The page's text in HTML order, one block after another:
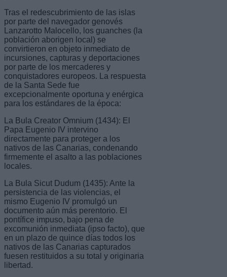
Tras el redescubrimiento de las islas
por parte del navegador genovés
Lanzarotto Malocello, los guanches (la
población aborigen local) se
convirtieron en objeto inmediato de
incursiones, capturas y deportaciones
por parte de los mercaderes y
conquistadores europeos. La respuesta
de la Santa Sede fue
excepcionalmente oportuna y enérgica
para los estándares de la época:
La Bula Creator Omnium (1434): El
Papa Eugenio IV intervino
directamente para proteger a los
nativos de las Canarias, condenando
firmemente el asalto a las poblaciones
locales.
La Bula Sicut Dudum (1435): Ante la
persistencia de las violencias, el
mismo Eugenio IV promulgó un
documento aún más perentorio. El
pontífice impuso, bajo pena de
excomunión inmediata (ipso facto), que
en un plazo de quince días todos los
nativos de las Canarias capturados
fuesen restituidos a su total y originaria
libertad.